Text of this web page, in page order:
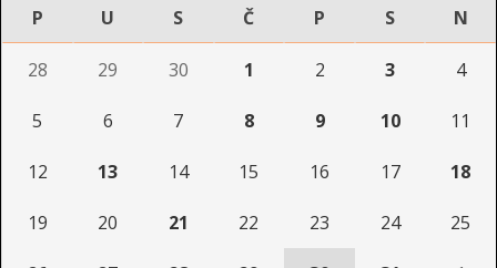
P U S Č P S N
28 29 30 1 2 3 4
5 6 7 8 9 10 11
12 13 14 15 16 17 18
19 20 21 22 23 24 25